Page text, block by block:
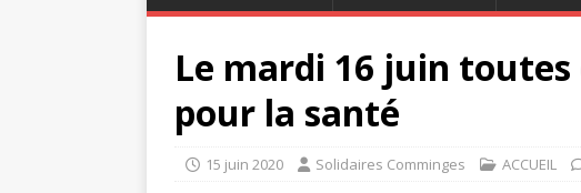
Le mardi 16 juin
pour la santé
15 juin 2020 Solidaires Comminges ACCUEIL